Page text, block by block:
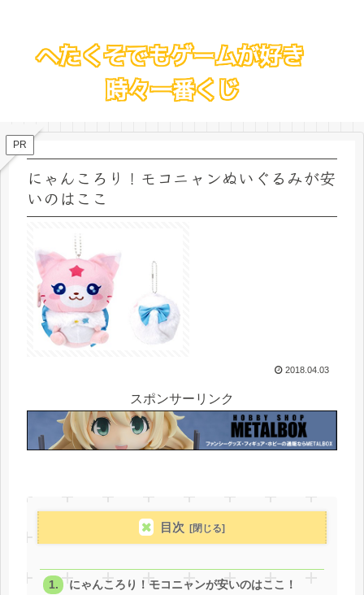
PR
にゃんころり！モコニャンぬいぐるみが安
いのはここ
2018.04.03
スポンサーリンク
目次
にゃんころり！モコニャンが安いのはここ！